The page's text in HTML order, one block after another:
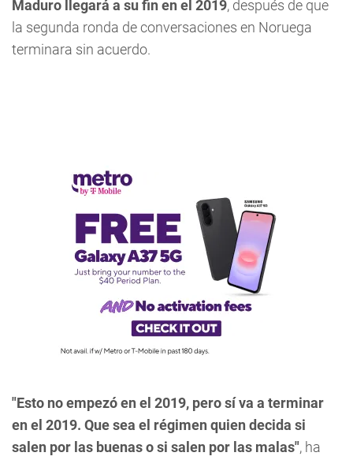
Maduro llegará a su fin en el 2019, después de que
la segunda ronda de conversaciones en Noruega
terminara sin acuerdo.
"Esto no empezó en el 2019, pero sí va a terminar
en el 2019. Que sea el régimen quien decida si
salen por las buenas o si salen por las malas", ha